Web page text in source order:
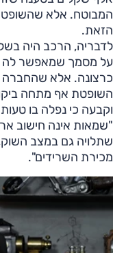
המבוטח. אלא
הזאת.
לדבריה, הרכב היה
על מסמך שמאפשר לה
כרצונה. אלא
השופטת אף מתחה
וקבעה כי נפלה בו
"שמאות אינה חישוב
שתלויה גם במצב השוק,
מכירת השרידים".